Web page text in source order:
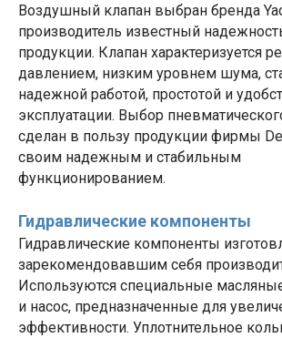
Воздушный клапан выбран бренда
производитель известный
продукции. Клапан характеризуется
давлением, низким уровнем шума,
надежной работой, простотой и
эксплуатации. Выбор
сделан в пользу продукции фирмы
своим надежным и стабильным
функционированием.
Гидравлические компоненты
Гидравлические компоненты
зарекомендовавшим себя
Используются специальные
и насос, предназначенные для
эффективности. Уплотнительное